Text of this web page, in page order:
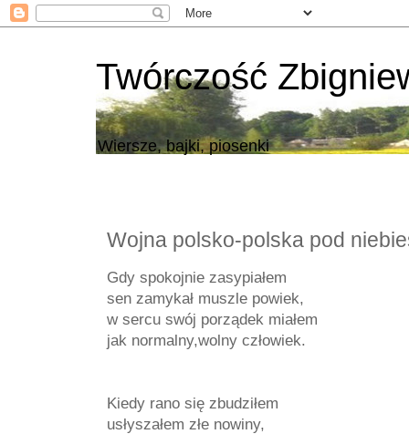
Twórczość
Wiersze, bajki, piosenki
Wojna polsko-polska pod
Gdy spokojnie zasypiałem
sen zamykał muszle powiek,
w sercu swój porządek miałem
jak normalny,wolny człowiek.
Kiedy rano się zbudziłem
usłyszałem złe nowiny,